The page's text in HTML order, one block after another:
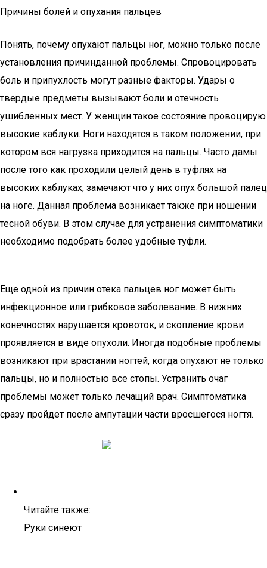
Причины болей и опухания пальцев
Понять, почему опухают пальцы ног, можно только после
установления причинданной проблемы. Спровоцировать
боль и припухлость могут разные факторы. Удары о
твердые предметы вызывают боли и отечность
ушибленных мест. У женщин такое состояние провоцирую
высокие каблуки. Ноги находятся в таком положении, при
котором вся нагрузка приходится на пальцы. Часто дамы
после того как проходили целый день в туфлях на
высоких каблуках, замечают что у них опух большой палец
на ноге. Данная проблема возникает также при ношении
тесной обуви. В этом случае для устранения симптоматики
необходимо подобрать более удобные туфли.
Еще одной из причин отека пальцев ног может быть
инфекционное или грибковое заболевание. В нижних
конечностях нарушается кровоток, и скопление крови
проявляется в виде опухоли. Иногда подобные проблемы
возникают при врастании ногтей, когда опухают не только
пальцы, но и полностью все стопы. Устранить очаг
проблемы может только лечащий врач. Симптоматика
сразу пройдет после ампутации части вросшегося ногтя.
Читайте также:
Руки синеют